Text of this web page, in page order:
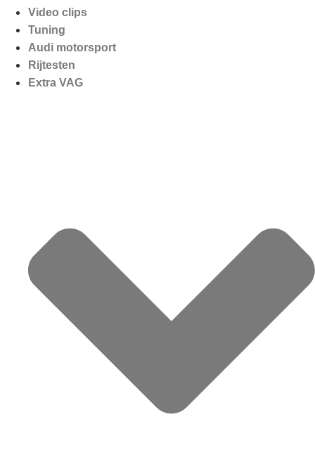
Video clips
Tuning
Audi motorsport
Rijtesten
Extra VAG